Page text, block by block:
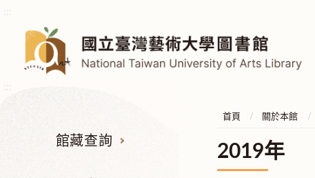
館藏查詢
首頁 關於本館
2019年